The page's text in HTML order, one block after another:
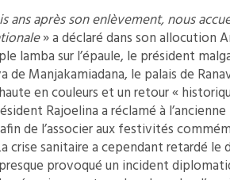
ans après son enlèvement, nous
» a déclaré dans son allocution
lamba sur l’épaule, le président
de Manjakamiadana, le palais de
en couleurs et un retour «
Rajoelina a réclamé à
de l’associer aux festivités
crise sanitaire a cependant retardé
provoqué un incident